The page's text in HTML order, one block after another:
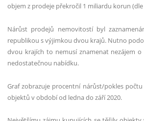
objem z prodeje překročil 1 miliardu korun
Nárůst prodejů nemovitostí byl
republikou s výjimkou dvou krajů. Nutno
dvou krajích to nemusí znamenat nezájem
nedostatečnou nabídku.
Graf zobrazuje procentní nárůst/pokles
objektů v období od ledna do září 2020.